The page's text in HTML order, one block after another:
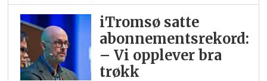
iTromsø satte
abonnementsrekord:
– Vi opplever bra
trøkk